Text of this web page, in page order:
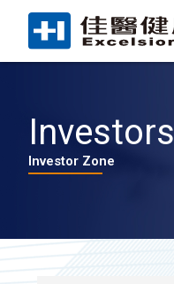
Investors
Investor Zone